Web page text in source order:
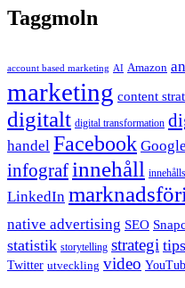
Taggmoln
account based marketing AI Amazon
marketing content
digitalt digital transformation
handel Facebook Google
infograf innehåll
LinkedIn
native advertising SEO
statistik storytelling strategi tips
Twitter utveckling video